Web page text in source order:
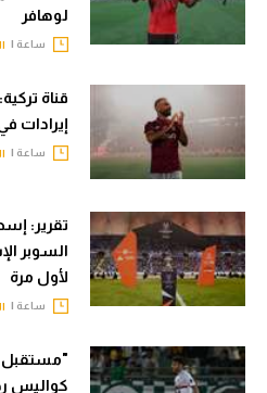
لوهافر
ساعة |
إيرادات في 3
ساعة |
تقرير:
السوبر
لأول مرة
ساعة |
"مستقبل
كواليس